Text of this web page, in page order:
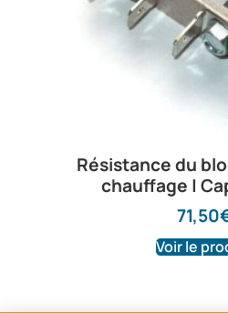
Résistance du
chauffage |
71,50
Voir le